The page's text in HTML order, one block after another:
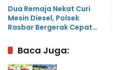
Dua Remaja Nekat Curi
Mesin Diesel, Polsek
Rasbar Bergerak Cepat
Baca Juga: